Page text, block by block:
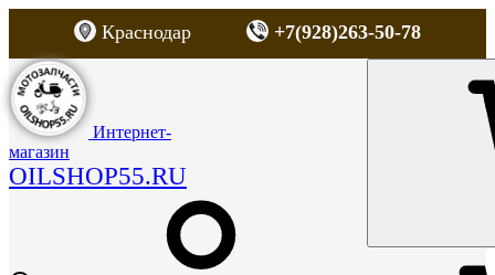
Краснодар +7(928)263-50-78
Интернет-
магазин
OILSHOP55.RU